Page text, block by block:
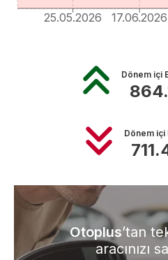
25.05.2026 17.06.2026
Dönem içi
Dönem içi
Otoplus’tan
aracınızı